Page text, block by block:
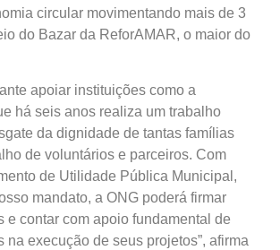
circular movimentando mais de 3
do Bazar da ReforAMAR, o maior do
apoiar instituições como a
há seis anos realiza um trabalho
da dignidade de tantas famílias
de voluntários e parceiros. Com
de Utilidade Pública Municipal,
mandato, a ONG poderá firmar
e contar com apoio fundamental de
na execução de seus projetos”, afirma